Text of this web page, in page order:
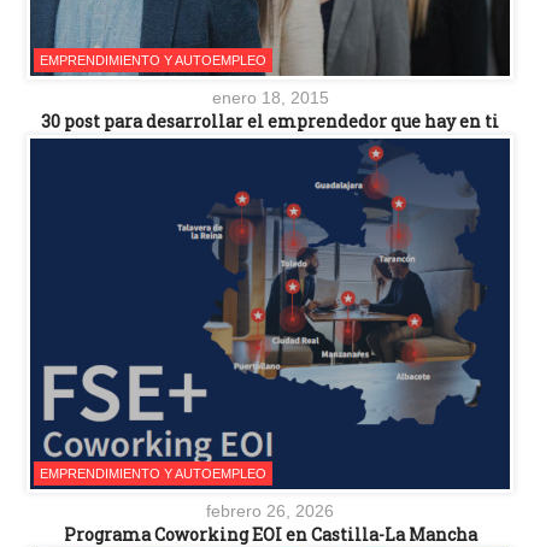
EMPRENDIMIENTO Y AUTOEMPLEO
enero 18, 2015
30 post para desarrollar el emprendedor que hay en ti
EMPRENDIMIENTO Y AUTOEMPLEO
febrero 26, 2026
Programa Coworking EOI en Castilla-La Mancha